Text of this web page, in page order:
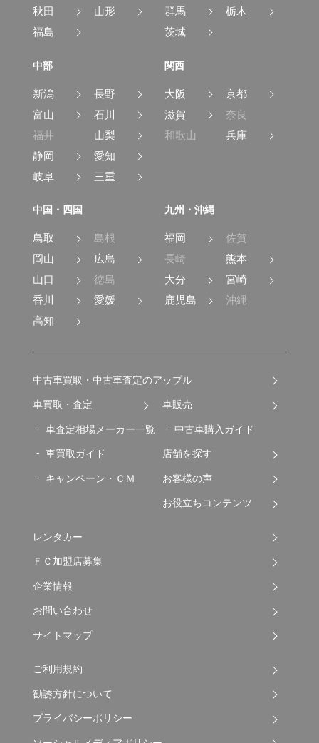
秋田
山形
福島
群馬
栃木
茨城
中部
新潟
長野
富山
石川
福井
山梨
静岡
愛知
岐阜
三重
関西
大阪
京都
滋賀
奈良
和歌山
兵庫
中国・四国
鳥取
島根
岡山
広島
山口
徳島
香川
愛媛
高知
九州・沖縄
福岡
佐賀
長崎
熊本
大分
宮崎
鹿児島
沖縄
中古車買取・中古車査定のアップル
車買取・査定
車査定相場メーカー一覧
車買取ガイド
キャンペーン・ＣＭ
車販売
中古車購入ガイド
店舗を探す
お客様の声
お役立ちコンテンツ
レンタカー
ＦＣ加盟店募集
企業情報
お問い合わせ
サイトマップ
ご利用規約
勧誘方針について
プライバシーポリシー